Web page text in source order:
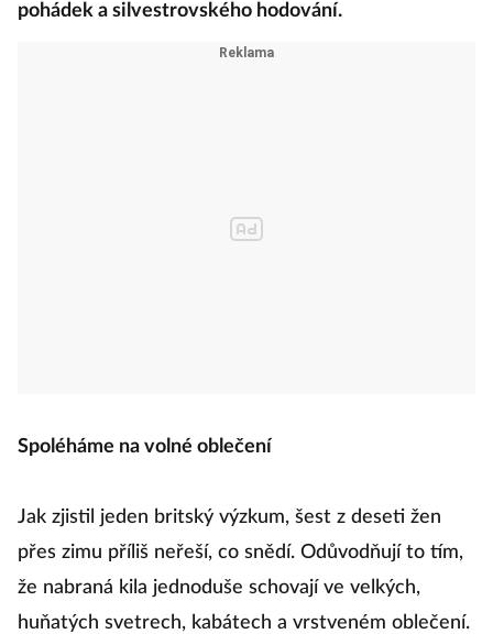
pohádek a silvestrovského hodování.
Spoléháme na volné oblečení
Jak zjistil jeden britský výzkum, šest z deseti žen
přes zimu příliš neřeší, co snědí. Odůvodňují to tím,
že nabraná kila jednoduše schovají ve velkých,
huňatých svetrech, kabátech a vrstveném oblečení.